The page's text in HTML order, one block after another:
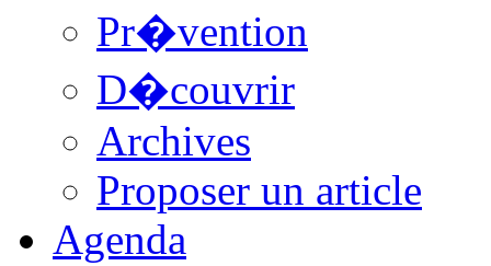
Pr�vention
D�couvrir
Archives
Proposer un article
Agenda